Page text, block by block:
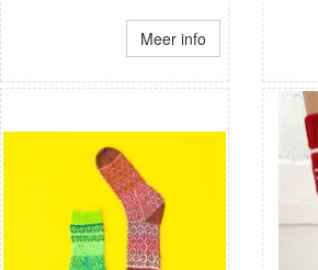
Meer info